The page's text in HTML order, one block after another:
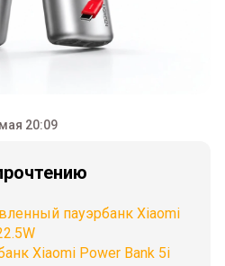
20:09
пауэрбанк Xiaomi
Xiaomi Power Bank 5i